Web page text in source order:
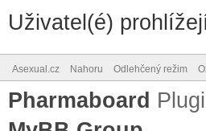
Uživatel(é)
Asexual.cz Nahoru Odlehčený režim
Pharmaboard